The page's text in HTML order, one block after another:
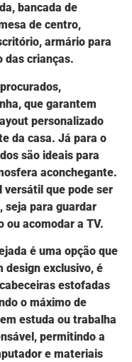
bancada de
de centro,
armário para
das crianças.
que garantem
personalizado
da casa. Já para o
são ideais para
aconchegante.
versátil que pode ser
seja para guardar
ou acomodar a TV.
é uma opção que
design exclusivo, é
estofadas
o máximo de
estuda ou trabalha
permitindo a
e materiais